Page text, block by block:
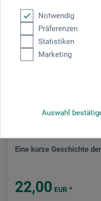
Notwendig
Präferenzen
Statistiken
Marketing
Auswahl
Eine kurze Geschichte
22,00 EUR *